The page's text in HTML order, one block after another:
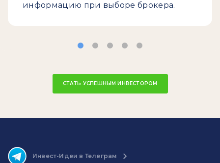
информацию при выборе брокера.
СТАТЬ УСПЕШНЫМ ИНВЕСТОРОМ
Инвест-Идеи в Телеграм